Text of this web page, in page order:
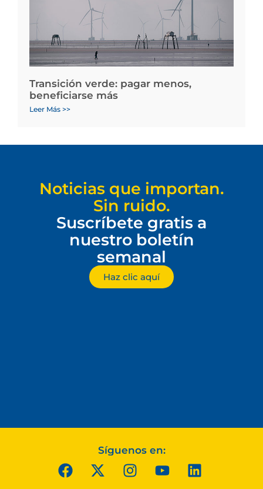
Transición verde: pagar menos,
beneficiarse más
Leer Más >>
Noticias que importan.
Sin ruido.
Suscríbete gratis a
nuestro boletín
semanal
Haz clic aquí
Síguenos en: